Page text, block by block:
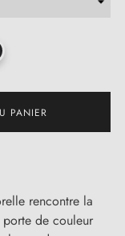
PANIER
rencontre la
de couleur